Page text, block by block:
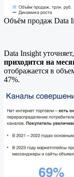
Объём продаж Data
Data Insight
приходится на
отображается в
47%.